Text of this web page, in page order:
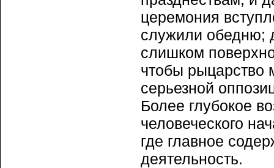
церемония
служили обедню;
слишком
чтобы рыцарство
серьезной
Более глубокое
человеческого
где главное
деятельность.